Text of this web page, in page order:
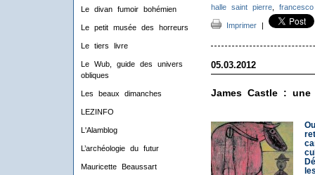
Le divan fumoir bohémien
Le petit musée des horreurs
Le tiers livre
Le Wub, guide des univers
obliques
Les beaux dimanches
LEZINFO
L'Alamblog
L’archéologie du futur
Mauricette Beaussart
halle saint pierre,
Imprimer|
05.03.2012
James Castle : une